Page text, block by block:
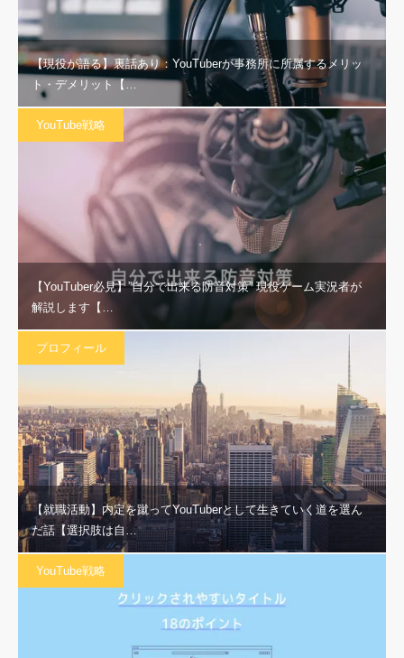
【現役が語る】裏話あり：YouTuberが事務所に所属するメリッ
ト・デメリット【…
YouTube戦略
【YouTuber必見】”自分で出来る防音対策” 現役ゲーム実況者が
解説します【…
プロフィール
【就職活動】内定を蹴ってYouTuberとして生きていく道を選ん
だ話【選択肢は自…
YouTube戦略